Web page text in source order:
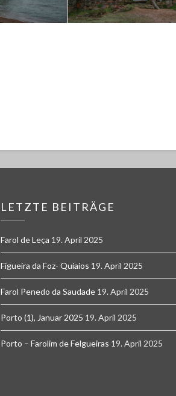
LETZTE BEITRÄGE
Farol de Leça 19. April 2025
Figueira da Foz- Quiaios 19. April 2025
Farol Penedo da Saudade 19. April 2025
Porto (1), Januar 2025 19. April 2025
Porto – Farolim de Felgueiras 19. April 2025